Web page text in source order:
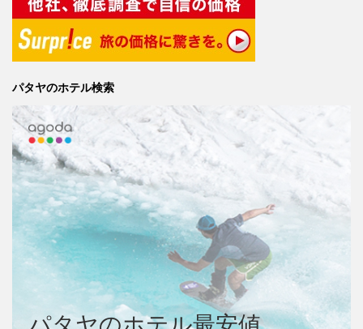
パタヤのホテル検索